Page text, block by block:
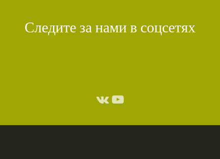
СТИХИЙНЫЕ БЕДСТВИЯ
Следите за нами в соцсетях